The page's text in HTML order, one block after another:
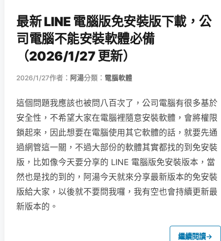
最新 LINE 電腦版免安裝版下載，公
司電腦不能安裝軟體必備
（2026/1/27 更新）
2026/1/27作者： 阿湯分類： 電腦軟體
這個問題我應該也被問八百次了，公司電腦有很多基於
安全性，不希望大家在電腦裡隨意安裝軟體，會將權限
鎖起來，因此想要在電腦使用其它軟體的話，就要先通
過網管這一關，不過大部份的軟體其實都找的到免安裝
版，比如像今天要分享的 LINE 電腦版免安裝版本，當
然也是找的到的，阿湯今天就來分享最新版本的免安裝
版給大家，以後就不要問我囉，我有空也會持續更新最
新版本的。
繼續閱讀→